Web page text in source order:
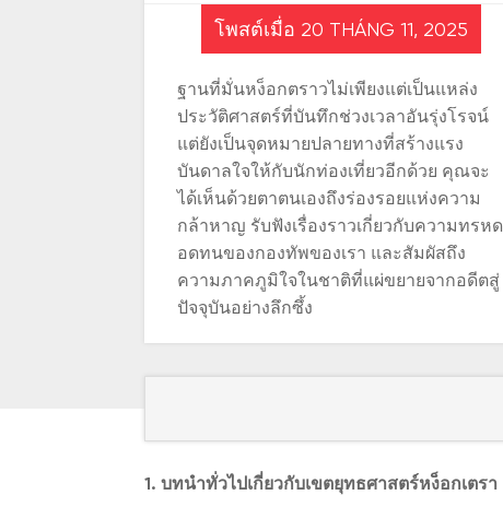
โพสต์เมื่อ 20 THÁNG 11, 2025
ฐานที่มั่นหง็อกตราวไม่เพียงแต่เป็นแหล่ง
ประวัติศาสตร์ที่บันทึกช่วงเวลาอันรุ่งโรจน์
แต่ยังเป็นจุดหมายปลายทางที่สร้างแรง
บันดาลใจให้กับนักท่องเที่ยวอีกด้วย คุณจะ
ได้เห็นด้วยตาตนเองถึงร่องรอยแห่งความ
กล้าหาญ รับฟังเรื่องราวเกี่ยวกับความทรหด
อดทนของกองทัพของเรา และสัมผัสถึง
ความภาคภูมิใจในชาติที่แผ่ขยายจากอดีตสู่
ปัจจุบันอย่างลึกซึ้ง
1. บทนำทั่วไปเกี่ยวกับเขตยุทธศาสตร์หง็อกเตรา